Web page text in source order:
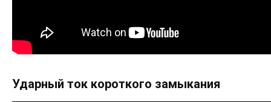
Ударный ток короткого замыкания